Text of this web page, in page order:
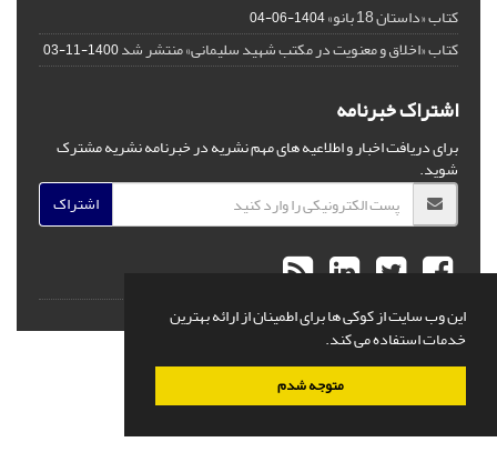
این وب سایت از کوکی ها برای اطمینان از ارائه بهترین
خدمات استفاده می کند.
متوجه شدم
کتاب «داستان 18 بانو» 1404-06-04
کتاب «اخلاق و معنویت در مکتب شهید سلیمانی» منتشر شد1400-11-03
اشتراک خبرنامه
برای دریافت اخبار و اطلاعیه های مهم نشریه در خبرنامه نشریه مشترک
شوید.
اشتراک
© سامانه مدیریت نشریات علمی.قدرت گرفته ازسیناوب